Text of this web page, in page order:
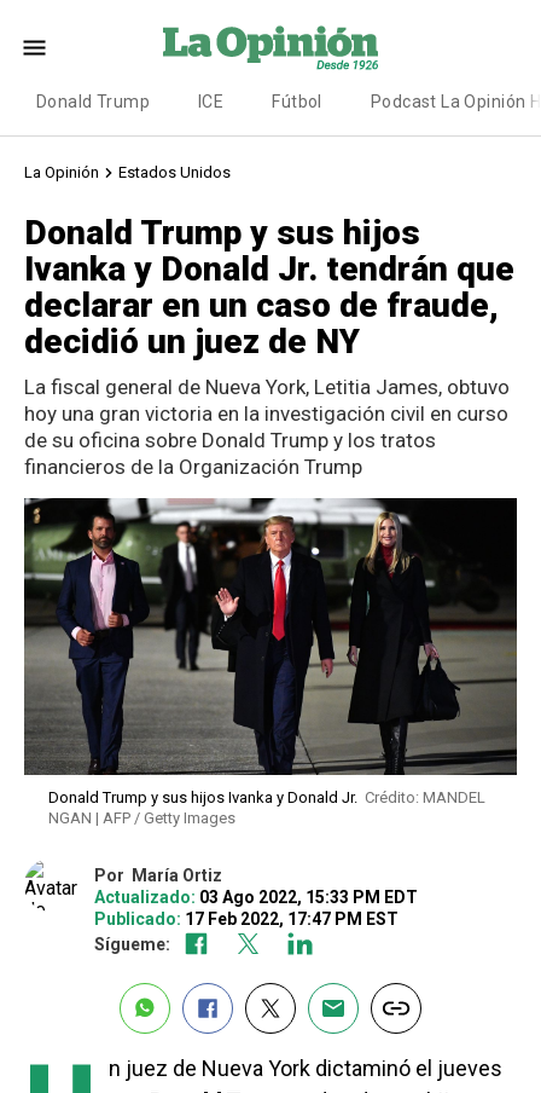
Donald Trump ICE Fútbol Podcast La Opinión
La Opinión Estados Unidos
Donald Trump y sus hijos
Ivanka y Donald Jr. tendrán que
declarar en un caso de fraude,
decidió un juez de NY
La fiscal general de Nueva York, Letitia James, obtuvo
hoy una gran victoria en la investigación civil en curso
de su oficina sobre Donald Trump y los tratos
financieros de la Organización Trump
Donald Trump y sus hijos Ivanka y Donald Jr. Crédito: MANDEL
NGAN | AFP / Getty Images
Por
María Ortiz
Actualizado: 03 Ago 2022, 15:33 PM EDT
Publicado: 17 Feb 2022, 17:47 PM EST
Sígueme:
n juez de Nueva York dictaminó el jueves